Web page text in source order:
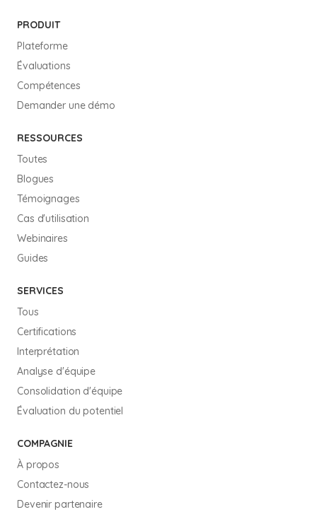
PRODUIT
Plateforme
Évaluations
Compétences
Demander une démo
RESSOURCES
Toutes
Blogues
Témoignages
Cas d'utilisation
Webinaires
Guides
SERVICES
Tous
Certifications
Interprétation
Analyse d'équipe
Consolidation d'équipe
Évaluation du potentiel
COMPAGNIE
À propos
Contactez-nous
Devenir partenaire